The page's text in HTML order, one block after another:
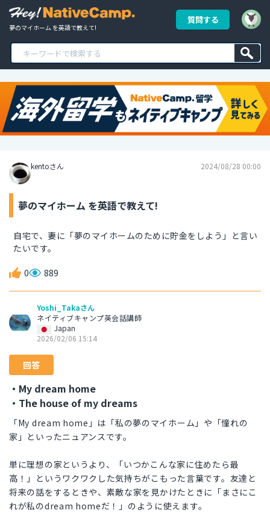
夢のマイホーム を英語で教えて!
質問する
kentoさん 2024/08/28 00:00
夢のマイホーム を英語で教えて!
自宅で、妻に「夢のマイホームのために貯金をしよう」と言い
たいです。
0 889
Yoshi_Takaさん
ネイティブキャンプ英会話講師
Japan
2026/02/06 15:14
回答
・My dream home
・The house of my dreams
「My dream home」は「私の夢のマイホーム」や「憧れの
家」といったニュアンスです。
単に理想の家というより、「いつかこんな家に住めたら最
高！」というワクワクした気持ちがこもった言葉です。友達と
将来の話をするときや、素敵な家を見かけたときに「まさにこ
れが私のdream homeだ！」のように使えます。